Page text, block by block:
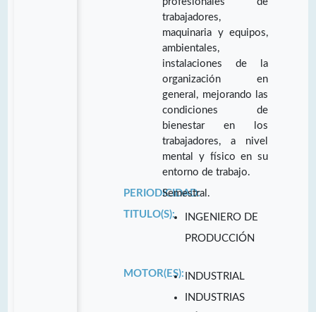
trabajadores,
maquinaria y equipos,
ambientales,
instalaciones de la
organización en
general, mejorando las
condiciones de
bienestar en los
trabajadores, a nivel
mental y físico en su
entorno de trabajo.
PERIODICIDAD:
Semestral.
TITULO(S):
INGENIERO DE
PRODUCCIÓN
MOTOR(ES): INDUSTRIAL
INDUSTRIAS